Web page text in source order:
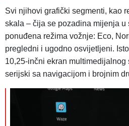
Svi njihovi grafički segmenti, kao
skala – čija se pozadina mijenja u
ponuđena režima vožnje: Eco,
pregledni i ugodno osvijetljeni.
10,25-inčni ekran multimedijalnog
serijski sa navigacijom i brojnim